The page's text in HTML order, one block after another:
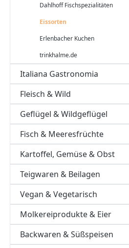
Dahlhoff Fischspezialitäten
Eissorten
Erlenbacher Kuchen
trinkhalme.de
Italiana Gastronomia
Fleisch & Wild
Geflügel & Wildgeflügel
Fisch & Meeresfrüchte
Kartoffel, Gemüse & Obst
Teigwaren & Beilagen
Vegan & Vegetarisch
Molkereiprodukte & Eier
Backwaren & Süßspeisen